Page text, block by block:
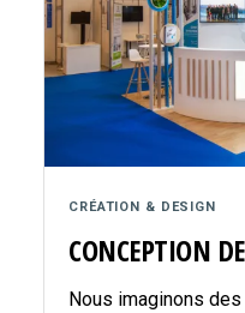
CRÉATION & DESIGN
CONCEPTION
Nous imaginons